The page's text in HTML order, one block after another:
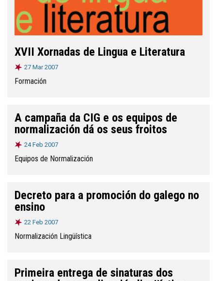
XVII Xornadas de Lingua e Literatura
27 Mar 2007
Formación
A campaña da CIG e os equipos de
normalización dá os seus froitos
24 Feb 2007
Equipos de Normalización
Decreto para a promoción do galego no
ensino
22 Feb 2007
Normalización Lingüística
Primeira entrega de sinaturas dos